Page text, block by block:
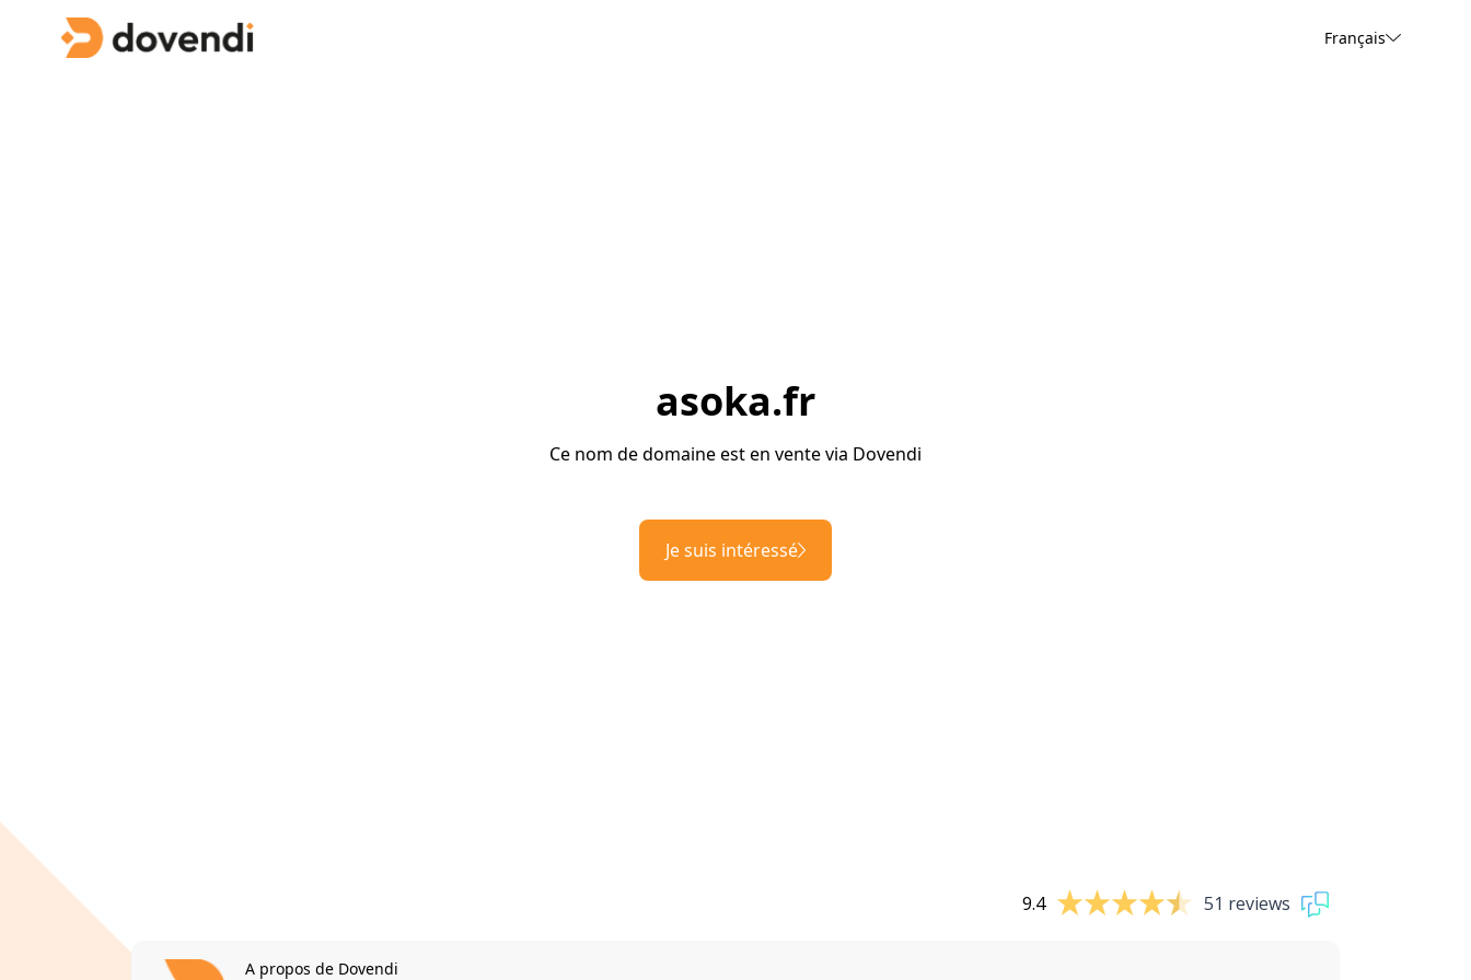
Français
asoka.fr
Ce nom de domaine est en vente via Dovendi
Je suis intéressé
9.4 51 reviews
A propos de Dovendi